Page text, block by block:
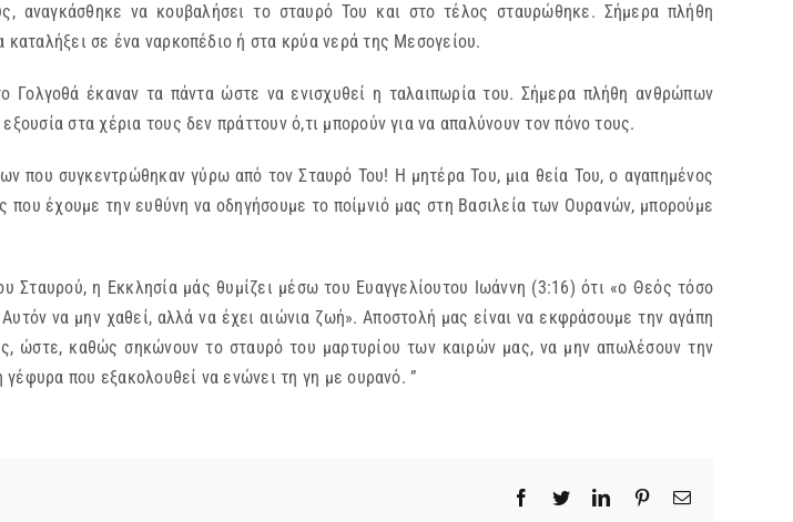
αναγκάσθηκε να κουβαλήσει το σταυρό Του και στο τέλος σταυρώθηκε. Σήμερα πλήθη
σε ένα ναρκοπέδιο ή στα κρύα νερά της Μεσογείου.
Γολγοθά έκαναν τα πάντα ώστε να ενισχυθεί η ταλαιπωρία του. Σήμερα πλήθη ανθρώπων
στα χέρια τους δεν πράττουν ό,τι μπορούν για να απαλύνουν τον πόνο τους.
που συγκεντρώθηκαν γύρω από τον Σταυρό Του! Η μητέρα Του, μια θεία Του, ο αγαπημένος
έχουμε την ευθύνη να οδηγήσουμε το ποίμνιό μας στη Βασιλεία των Ουρανών, μπορούμε
Σταυρού, η Εκκλησία μάς θυμίζει μέσω του Ευαγγελίουτου Ιωάννη (3:16) ότι «ο Θεός τόσο
να μην χαθεί, αλλά να έχει αιώνια ζωή». Αποστολή μας είναι να εκφράσουμε την αγάπη
ώστε, καθώς σηκώνουν το σταυρό του μαρτυρίου των καιρών μας, να μην απωλέσουν την
που εξακολουθεί να ενώνει τη γη με ουρανό. ”
Facebook
TwitterLinkedInPinterestEmail